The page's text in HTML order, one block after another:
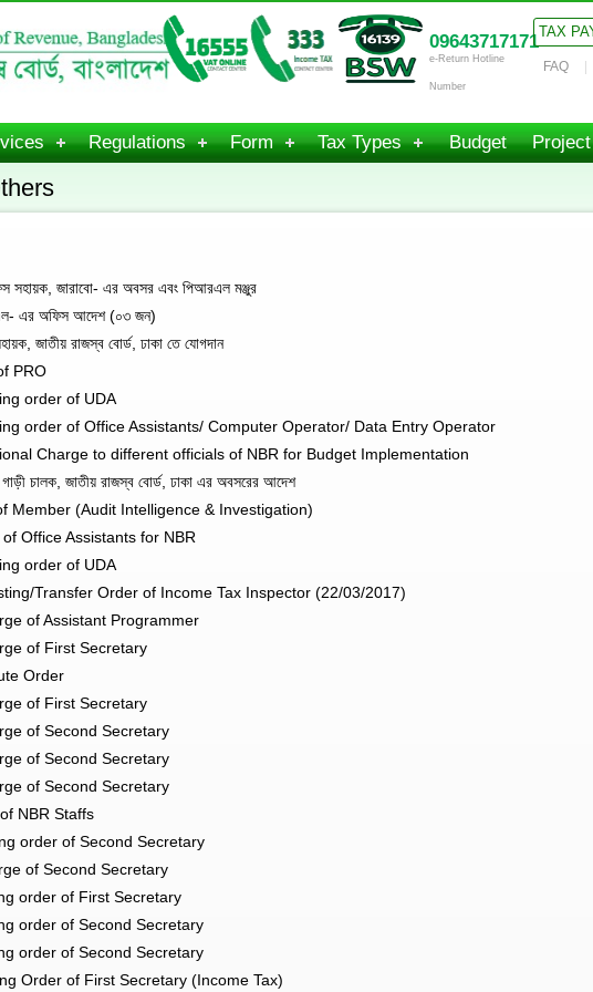
09643717171
e-Return Hotline
Number
TAX
FAQ
Regulations Form Tax Types Budget Project
জারাবো- এর অবসর এবং পিআরএল মঞ্জুর
এর অফিস আদেশ (০৩ জন)
জাতীয় রাজস্ব বোর্ড, ঢাকা তে যোগদান
PRO
order of UDA
order of Office Assistants/ Computer Operator/ Data Entry Operator
Charge to different officials of NBR for Budget Implementation
চালক, জাতীয় রাজস্ব বোর্ড, ঢাকা এর অবসরের আদেশ
(Audit Intelligence & Investigation)
Office Assistants for NBR
order of UDA
Transfer Order of Income Tax Inspector (22/03/2017)
of Assistant Programmer
of First Secretary
Order
of First Secretary
of Second Secretary
of Second Secretary
of Second Secretary
NBR Staffs
order of Second Secretary
of Second Secretary
order of First Secretary
order of Second Secretary
order of Second Secretary
Order of First Secretary (Income Tax)